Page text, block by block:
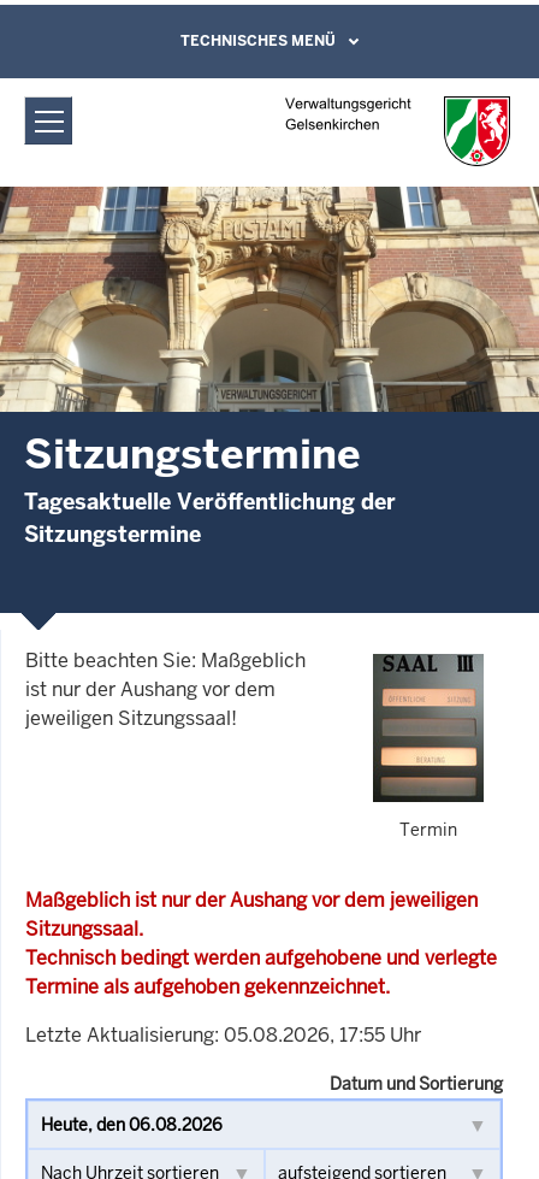
Verwaltungsgericht Gelsenkirchen:
Sitzungstermine
Direkt zum Inhalt
Leichte Sprache, Gebärdensprachenvideo
und Kontaktformular
TECHNISCHES MENÜ
Sitzungstermine
Tagesaktuelle Veröffentlichung der
Sitzungstermine
Termin
Bitte beachten Sie: Maßgeblich
ist nur der Aushang vor dem
jeweiligen Sitzungssaal!
Maßgeblich ist nur der Aushang vor dem jeweiligen
Sitzungssaal.
Technisch bedingt werden aufgehobene und verlegte
Termine als aufgehoben gekennzeichnet.
Letzte Aktualisierung: 05.08.2026, 17:55 Uhr
Datum und Sortierung